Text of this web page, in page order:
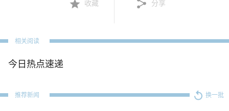
收藏 分享
相关阅读
今日热点速递
推荐新闻 换一批